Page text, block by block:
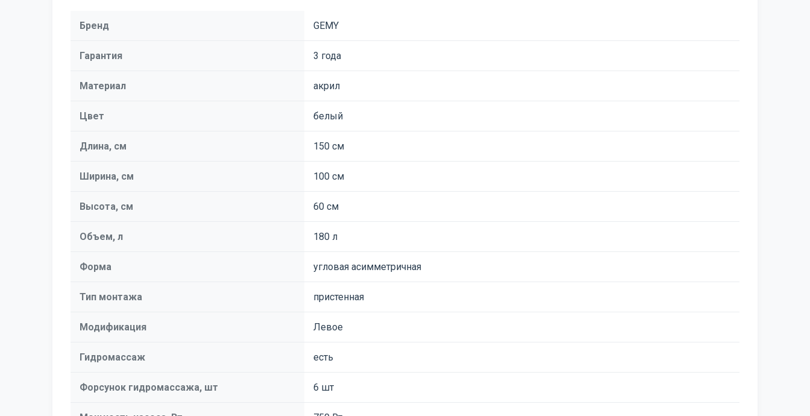
Бренд GEMY
Гарантия 3 года
Материал акрил
Цвет белый
Длина, см 150 см
Ширина, см 100 см
Высота, см 60 см
Объем, л 180 л
Форма угловая асимметричная
Тип монтажа пристенная
Модификация Левое
Гидромассаж есть
Форсунок гидромассажа, шт 6 шт